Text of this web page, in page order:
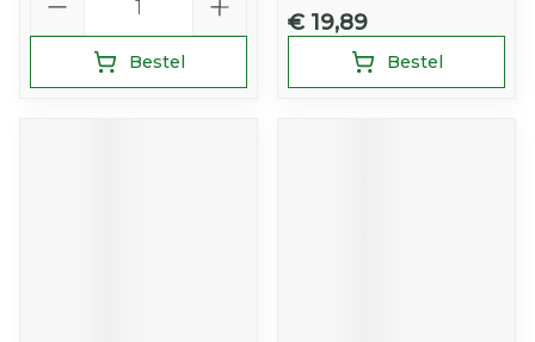
Bestel
€ 19,89
Bestel